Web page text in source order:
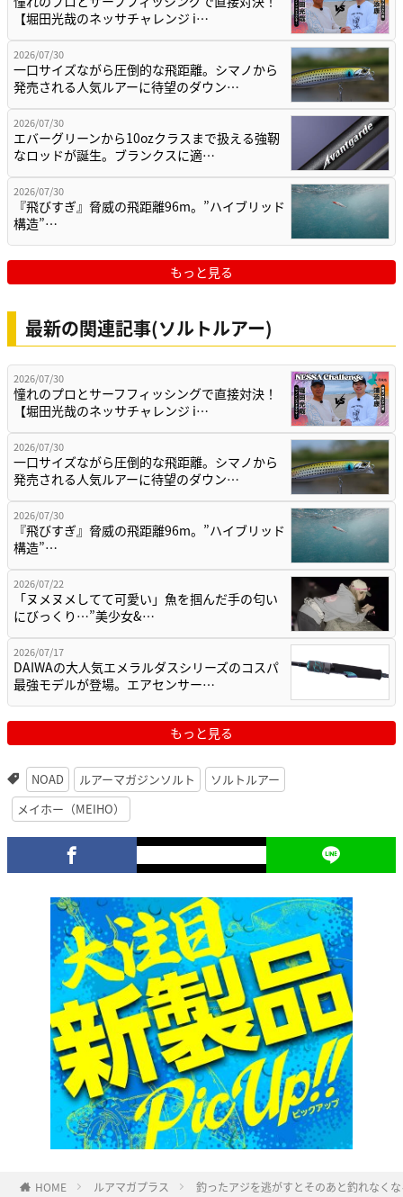
【堀田光哉のネッサチャレンジ i…
2026/07/30
一口サイズながら圧倒的な飛距離。シマノから
発売される人気ルアーに待望のダウン…
2026/07/30
エバーグリーンから10ozクラスまで扱える強靭
なロッドが誕生。ブランクスに適…
2026/07/30
『飛びすぎ』脅威の飛距離96m。”ハイブリッド
構造”…
もっと見る
最新の関連記事(ソルトルアー)
2026/07/30
憧れのプロとサーフフィッシングで直接対決！
【堀田光哉のネッサチャレンジ i…
2026/07/30
一口サイズながら圧倒的な飛距離。シマノから
発売される人気ルアーに待望のダウン…
2026/07/30
『飛びすぎ』脅威の飛距離96m。”ハイブリッド
構造”…
2026/07/22
「ヌメヌメしてて可愛い」魚を掴んだ手の匂い
にびっくり…”美少女&…
2026/07/17
DAIWAの大人気エメラルダスシリーズのコスパ
最強モデルが登場。エアセンサー…
もっと見る
NOAD ルアーマガジンソルト
ソルトルアー
メイホー（MEIHO）
HOME ルアマガプラス 釣ったアジを逃がすとそのあと釣れなく